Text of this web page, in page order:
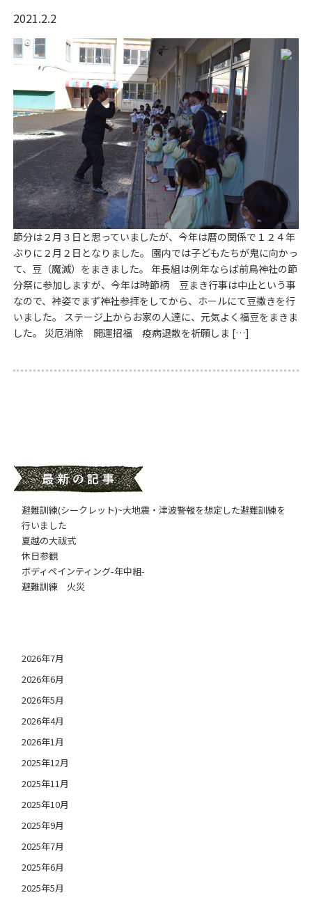
2021.2.2
節分は２月３日と思っていましたが、今年は暦の関係で１２４年
ぶりに２月２日となりました。 園内では子どもたちが鬼に向かっ
て、豆（魔滅）をまきました。 年長組は例年ならば前鳥神社の節
分祭に参加しますが、今年は時節柄 豆まき行事は中止という事
なので、裃姿でまず神社参拝をしてから、ホールにて豆撒きを行
いました。 ステージ上からお家の人達に、元気よく福豆をまきま
した。 災厄消除 開運招福 疫病退散を祈願しま […]
避難訓練(シークレット)~大地震・津波警報を想定した避難訓練を
行いました
夏越の大祓式
休日参観
ボディペインティング-年中組-
避難訓練 火災
2026年7月
2026年6月
2026年5月
2026年4月
2026年1月
2025年12月
2025年11月
2025年10月
2025年9月
2025年7月
2025年6月
2025年5月